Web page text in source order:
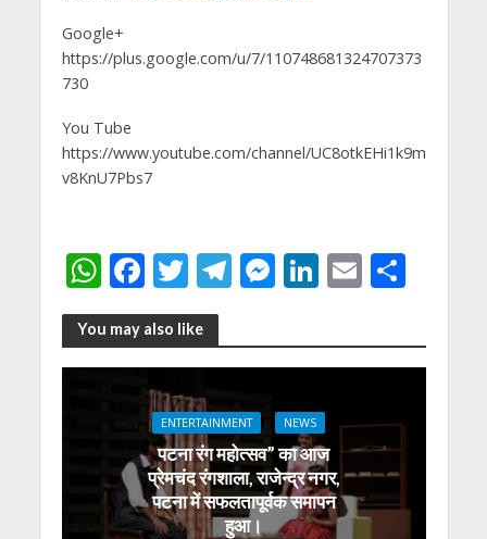
Google+
https://plus.google.com/u/7/110748681324707373
730
You Tube
https://www.youtube.com/channel/UC8otkEHi1k9m
v8KnU7Pbs7
W
h
at
s
p
F
ac
e
b
o
o
k
T
w
itt
er
T
e
gr
a
m
M
ss
e
n
g
er
Li
k
e
dI
n
E
ai
l
S
ar
e
You may also like
ENTERTAINMENT NEWS
पटना रंग महोत्सव” का आज
प्रेमचंद रंगशाला, राजेन्द्र नगर,
पटना में सफलतापूर्वक समापन
हुआ।